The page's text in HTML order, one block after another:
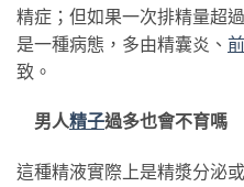
精症；但如果一次排精量超
是一種病態，多由精囊炎、
致。
男人精子過多也會不育嗎
這種精液實際上是精漿分泌